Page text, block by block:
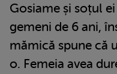
Gosiame și soțul
gemeni de 6 ani,
mămică spune că
o. Femeia avea